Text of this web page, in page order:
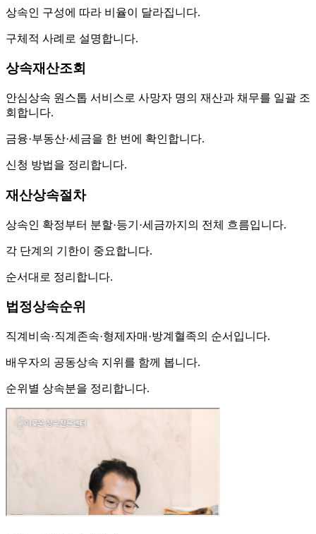
상속인 구성에 따라 비율이 달라집니다.
구체적 사례로 설명합니다.
상속재산조회
안심상속 원스톱 서비스로 사망자 명의 재산과 채무를 일괄 조
회합니다.
금융·부동산·세금을 한 번에 확인합니다.
신청 방법을 정리합니다.
재산상속절차
상속인 확정부터 분할·등기·세금까지의 전체 흐름입니다.
각 단계의 기한이 중요합니다.
순서대로 정리합니다.
법정상속순위
직계비속·직계존속·형제자매·방계혈족의 순서입니다.
배우자의 공동상속 지위를 함께 봅니다.
순위별 상속분을 정리합니다.